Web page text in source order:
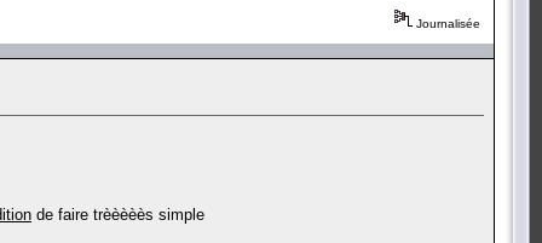
Journalisée
de faire trèèèèès simple